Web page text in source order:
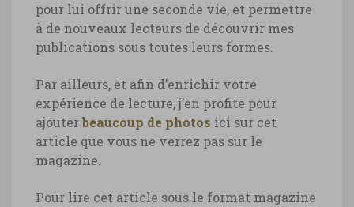
pour lui offrir une seconde vie, et permettre
à de nouveaux lecteurs de découvrir mes
publications sous toutes leurs formes.
Par ailleurs, et afin d’enrichir votre
expérience de lecture, j’en profite pour
ajouterbeaucoup de photos ici sur cet
article que vous ne verrez pas sur le
magazine.
Pour lire cet article sous le format magazine